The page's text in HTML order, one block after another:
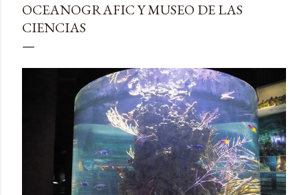
OCEANOGRAFIC Y MUSEO DE LAS
CIENCIAS